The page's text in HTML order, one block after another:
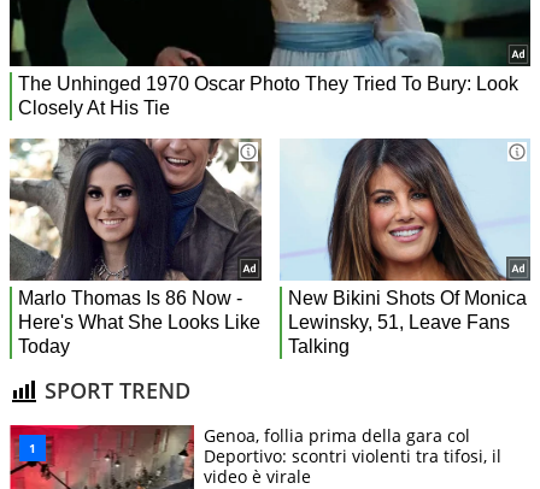
SPORT TREND
Genoa, follia prima della gara col
Deportivo: scontri violenti tra tifosi, il
video è virale